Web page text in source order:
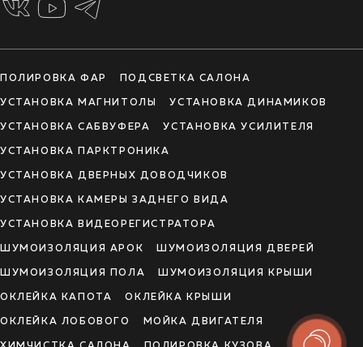
ПОЛИРОВКА ФАР ПОДСВЕТКА САЛОНА
УСТАНОВКА МАГНИТОЛЫ УСТАНОВКА ДИНАМИКОВ
УСТАНОВКА САБВУФЕРА УСТАНОВКА УСИЛИТЕЛЯ
УСТАНОВКА ПАРКТРОНИКА
УСТАНОВКА ДВЕРНЫХ ДОВОДЧИКОВ
УСТАНОВКА КАМЕРЫ ЗАДНЕГО ВИДА
УСТАНОВКА ВИДЕОРЕГИСТРАТОРА
ШУМОИЗОЛЯЦИЯ АРОК ШУМОИЗОЛЯЦИЯ ДВЕРЕЙ
ШУМОИЗОЛЯЦИЯ ПОЛА ШУМОИЗОЛЯЦИЯ КРЫШИ
ОКЛЕЙКА КАПОТА ОКЛЕЙКА КРЫШИ
ОКЛЕЙКА ЛОБОВОГО МОЙКА ДВИГАТЕЛЯ